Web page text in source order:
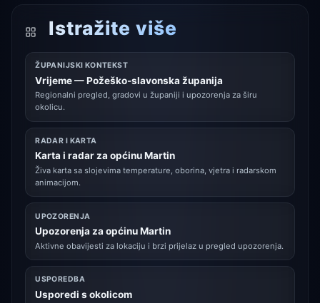
Istražite više
ŽUPANIJSKI KONTEKST
Vrijeme — Požeško-slavonska županija
Regionalni pregled, gradovi u županiji i upozorenja za širu
okolicu.
RADAR I KARTA
Karta i radar za općinu Martin
Živa karta sa slojevima temperature, oborina, vjetra i radarskom
animacijom.
UPOZORENJA
Upozorenja za općinu Martin
Aktivne obavijesti za lokaciju i brzi prijelaz u pregled upozorenja.
USPOREDBA
Usporedi s okolicom